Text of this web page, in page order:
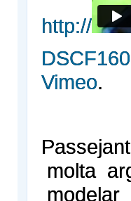
http://
Vimeo.
molta